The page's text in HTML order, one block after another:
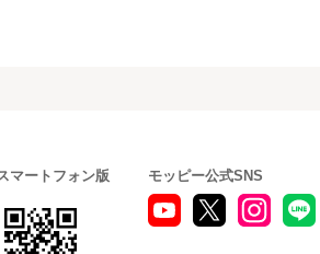
マートフォン版 モッピー公式SNS